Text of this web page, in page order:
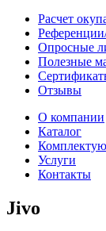
Расчет
Опросные
Полезные
Отзывы
О компании
Каталог
Услуги
Контакты
Jivo